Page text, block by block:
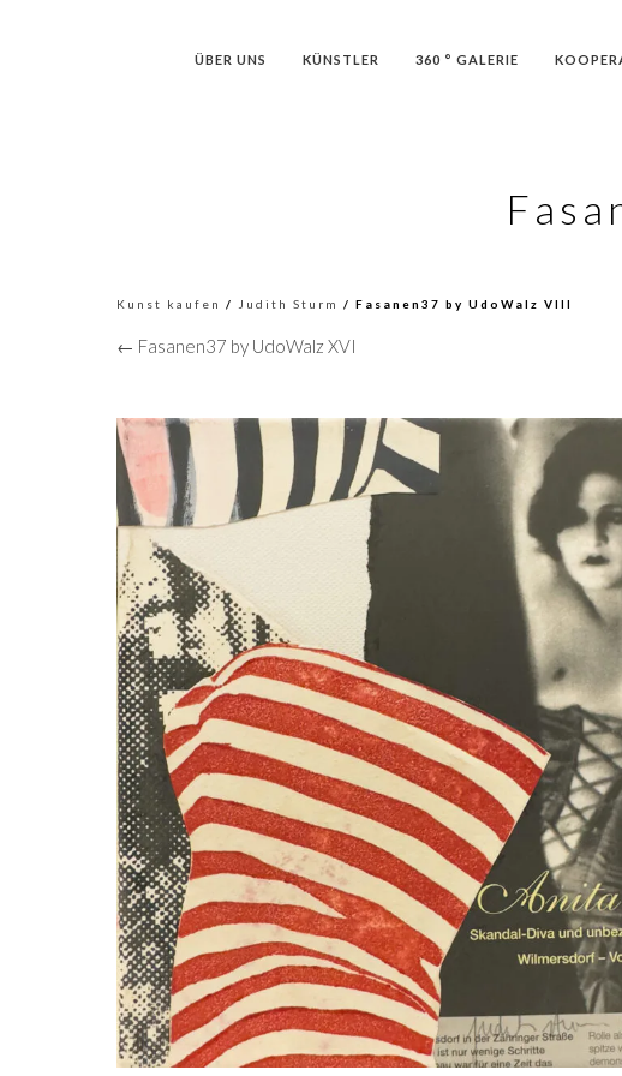
ÜBER UNS KÜNSTLER 360 ° GALERIE
Kunst kaufen / Judith Sturm / Fasanen37 by UdoWalz VIII
← Fasanen37 by UdoWalz XVI